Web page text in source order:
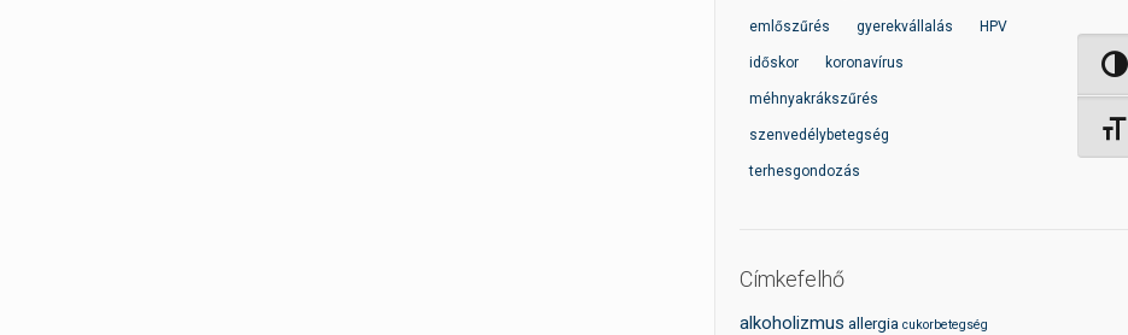
emlőszűrés gyerekvállalás HPV
időskor koronavírus
méhnyakrákszűrés
szenvedélybetegség
terhesgondozás
Címkefelhő
alkoholizmus allergia cukorbetegség